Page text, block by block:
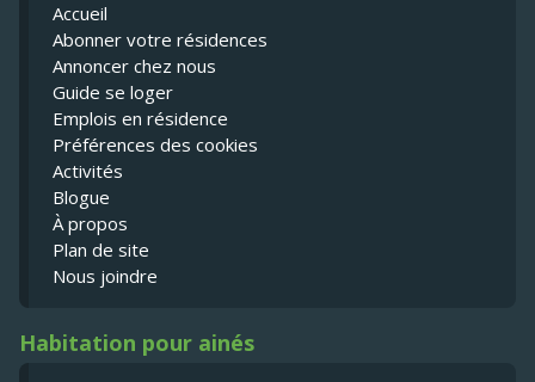
Accueil
Abonner votre résidences
Annoncer chez nous
Guide se loger
Emplois en résidence
Préférences des cookies
Activités
Blogue
À propos
Plan de site
Nous joindre
Habitation pour ainés